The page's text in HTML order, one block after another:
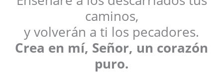
caminos,
y volverán a ti los pecadores.
Crea en mí, Señor, un corazón
puro.